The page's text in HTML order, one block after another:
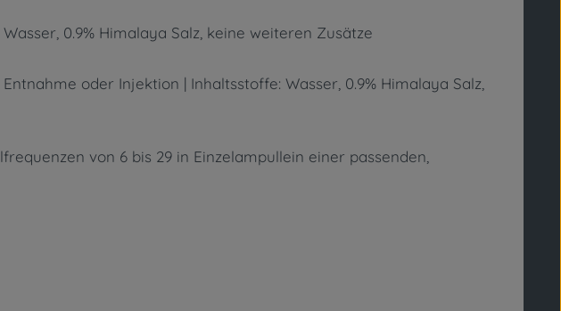
0.9% Himalaya Salz, keine weiteren Zusätze
oder Injektion | Inhaltsstoffe: Wasser, 0.9% Himalaya Salz,
von 6 bis 29 in Einzelampullein einer passenden,